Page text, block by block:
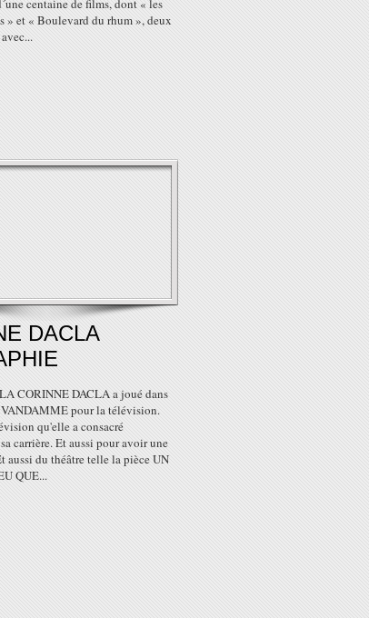
centaine de films, dont « les
» et « Boulevard du rhum », deux
DACLA
CORINNE DACLA a joué dans
pour la télévision.
qu'elle a consacré
carrière. Et aussi pour avoir une
aussi du théâtre telle la pièce UN
QUE...